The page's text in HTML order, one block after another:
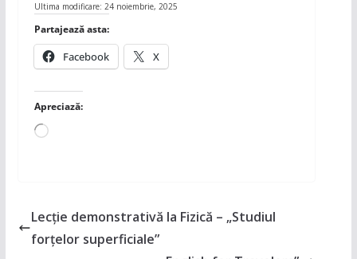
Ultima modificare: 24 noiembrie, 2025
Partajează asta:
Facebook X
Apreciază:
Încarc...
Lecție demonstrativă la Fizică – „Studiul
forțelor superficiale”